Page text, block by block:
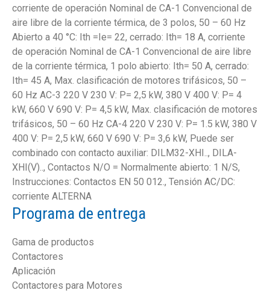
corriente de operación Nominal de CA-1 Convencional de
aire libre de la corriente térmica, de 3 polos, 50 – 60 Hz
Abierto a 40 °C: Ith =Ie= 22, cerrado: Ith= 18 A, corriente
de operación Nominal de CA-1 Convencional de aire libre
de la corriente térmica, 1 polo abierto: Ith= 50 A, cerrado:
Ith= 45 A, Max. clasificación de motores trifásicos, 50 –
60 Hz AC-3 220 V 230 V: P= 2,5 kW, 380 V 400 V: P= 4
kW, 660 V 690 V: P= 4,5 kW, Max. clasificación de motores
trifásicos, 50 – 60 Hz CA-4 220 V 230 V: P= 1.5 kW, 380 V
400 V: P= 2,5 kW, 660 V 690 V: P= 3,6 kW, Puede ser
combinado con contacto auxiliar: DILM32-XHI.., DILA-
XHI(V).., Contactos N/O = Normalmente abierto: 1 N/S,
Instrucciones: Contactos EN 50 012., Tensión AC/DC:
corriente ALTERNA
Programa de entrega
Gama de productos
Contactores
Aplicación
Contactores para Motores